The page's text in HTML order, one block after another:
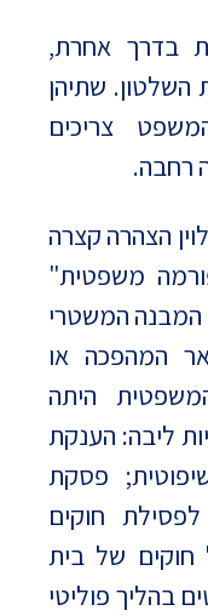
בדרך אחרת,
שתיהן
צריכים
רחבה.
הצהרה קצרה
משפטית"
המבנה המשטרי
המהפכה או
היתה
ליבה: הענקת
פסקת
חוקים
חוקים של בית
בהליך פוליטי